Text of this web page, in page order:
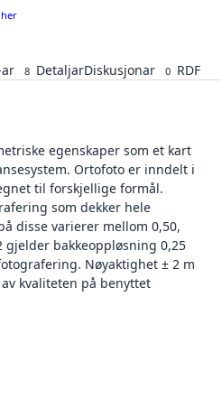
8 DetaljarDiskusjonar 0 RDF
egenskaper som et kart
Ortofoto er inndelt i
til forskjellige formål.
som dekker hele
disse varierer mellom 0,50,
gjelder bakkeoppløsning 0,25
Nøyaktighet ± 2 m
kvaliteten på benyttet